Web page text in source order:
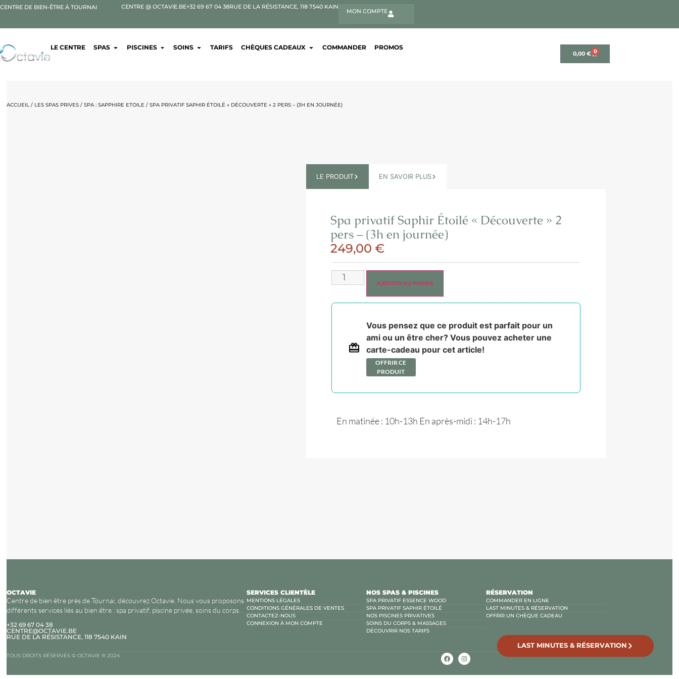
CENTRE DE BIEN-ÊTRE À TOURNAI​ CENTRE @ OCTAVIE.BE+32 69 67 04 38RUE DE LA RÉSISTANCE, 118 7540 KAIN
MON COMPTE
LE CENTRE SPAS PISCINES SOINS TARIFS CHÈQUES CADEAUX COMMANDER
PROMOS
0,00€ 0
ACCUEIL / LES SPAS PRIVES /SPA : SAPPHIRE ETOILE / SPA PRIVATIF SAPHIR ÉTOILÉ « DÉCOUVERTE » 2 PERS – (3H EN JOURNÉE)
LE PRODUIT EN SAVOIR PLUS
Spa privatif Saphir Étoilé « Découverte » 2
pers – (3h en journée)
249,00€
AJOUTER AU PANIER
Vous pensez que ce produit est parfait pour un
ami ou un être cher? Vous pouvez acheter une
carte-cadeau pour cet article!
OFFRIR CE
PRODUIT
En matinée : 10h-13h En après-midi : 14h-17h
LAST MINUTES & RÉSERVATION
OCTAVIE
Centre de bien être près de Tournai, découvrez Octavie. Nous vous proposons
différents services liés au bien être : spa privatif, piscine privée, soins du corps.
+32 69 67 04 38
CENTRE@OCTAVIE.BE
RUE DE LA RÉSISTANCE, 118 7540 KAIN
SERVICES CLIENTÈLE
MENTIONS LÉGALES
CONDITIONS GÉNÉRALES DE VENTES
CONTACTEZ-NOUS
CONNEXION À MON COMPTE
NOS SPAS & PISCINES
SPA PRIVATIF ESSENCE WOOD
SPA PRIVATIF SAPHIR ÉTOILÉ
NOS PISCINES PRIVATIVES
SOINS DU CORPS & MASSAGES
DÉCOUVRIR NOS TARIFS
RÉSERVATION
COMMANDER EN LIGNE
LAST MINUTES & RÉSERVATION
OFFRIR UN CHÈQUE CADEAU
TOUS DROITS RÉSERVÉS © OCTAVIE ® 2024